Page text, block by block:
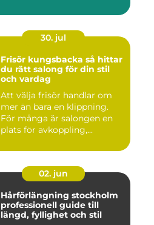
30. jul
Frisör kungsbacka så hittar
du rätt salong för din stil
och vardag
Att välja frisör handlar om
mer än bara en klippning.
För många är salongen en
plats för avkoppling,...
02. jun
Hårförlängning stockholm
professionell guide till
längd, fyllighet och stil